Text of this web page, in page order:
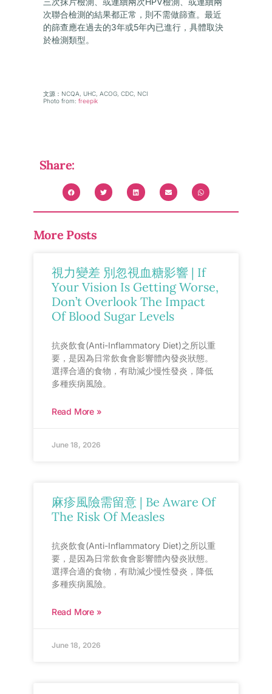
次聯合檢測的結果都正常，則不需做篩查。最近
的篩查應在過去的3年或5年內已進行，具體取決
於檢測類型。
文源 ：NCQA, UHC, ACOG, CDC, NCI
Photo from:freepik
Share:
More Posts
視力變差 別忽視血糖影響 | If
Your Vision Is Getting Worse,
Don’t Overlook The Impact
Of Blood Sugar Levels
抗炎飲食(Anti-Inflammatory Diet)之所以重
要，是因為日常飲食會影響體內發炎狀態。
選擇合適的食物，有助減少慢性發炎，降低
多種疾病風險。
Read More »
June 18, 2026
麻疹風險需留意 | Be Aware Of
The Risk Of Measles
抗炎飲食(Anti-Inflammatory Diet)之所以重
要，是因為日常飲食會影響體內發炎狀態。
選擇合適的食物，有助減少慢性發炎，降低
多種疾病風險。
Read More »
June 18, 2026